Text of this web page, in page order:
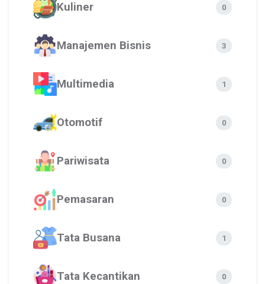
Kuliner 0
Manajemen Bisnis 3
Multimedia 1
Otomotif 0
Pariwisata 0
Pemasaran 0
Tata Busana 1
Tata Kecantikan 0